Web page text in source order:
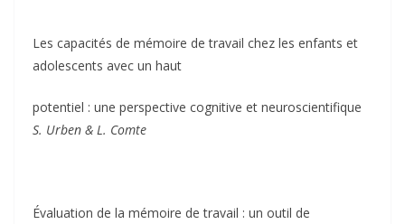
Les capacités de mémoire de travail chez les enfants et
adolescents avec un haut
potentiel : une perspective cognitive et neuroscientifique
S. Urben & L. Comte
Évaluation de la mémoire de travail : un outil de